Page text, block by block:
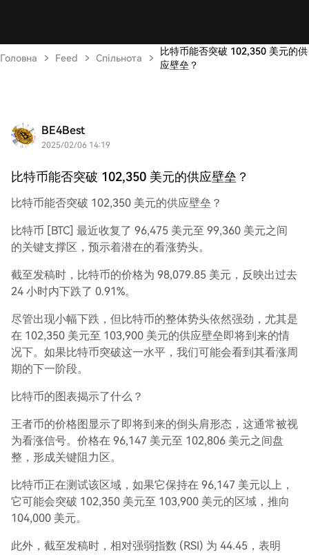
Головна Feed Спільнота
比特币能否突破 102,350 美元的供
应壁垒？
BE4Best
2025/02/06 14:19
比特币能否突破 102,350 美元的供应壁垒？
比特币能否突破 102,350 美元的供应壁垒？
比特币 [BTC] 最近收复了 96,475 美元至 99,360 美元之间
的关键支撑区，预示着潜在的看涨势头。
截至发稿时，比特币的价格为 98,079.85 美元，反映出过去
24 小时内下跌了 0.91%。
尽管出现小幅下跌，但比特币的整体势头依然强劲，尤其是
在 102,350 美元至 103,900 美元的供应壁垒即将到来的情
况下。如果比特币突破这一水平，我们可能会看到其看涨周
期的下一阶段。
比特币的图表揭示了什么？
王者币的价格图显示了即将到来的倒头肩形态，这通常被视
为看涨信号。价格在 96,147 美元至 102,806 美元之间盘
整，形成关键阻力区。
比特币正在测试该区域，如果它保持在 96,147 美元以上，
它可能会突破 102,350 美元至 103,900 美元的区域，推向
104,000 美元。
此外，截至发稿时，相对强弱指数 (RSI) 为 44.45，表明